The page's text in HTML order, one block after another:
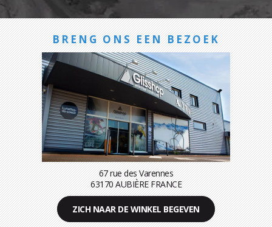
BRENG ONS EEN BEZOEK
67 rue des Varennes
63170 AUBIÈRE FRANCE
ZICH NAAR DE WINKEL BEGEVEN